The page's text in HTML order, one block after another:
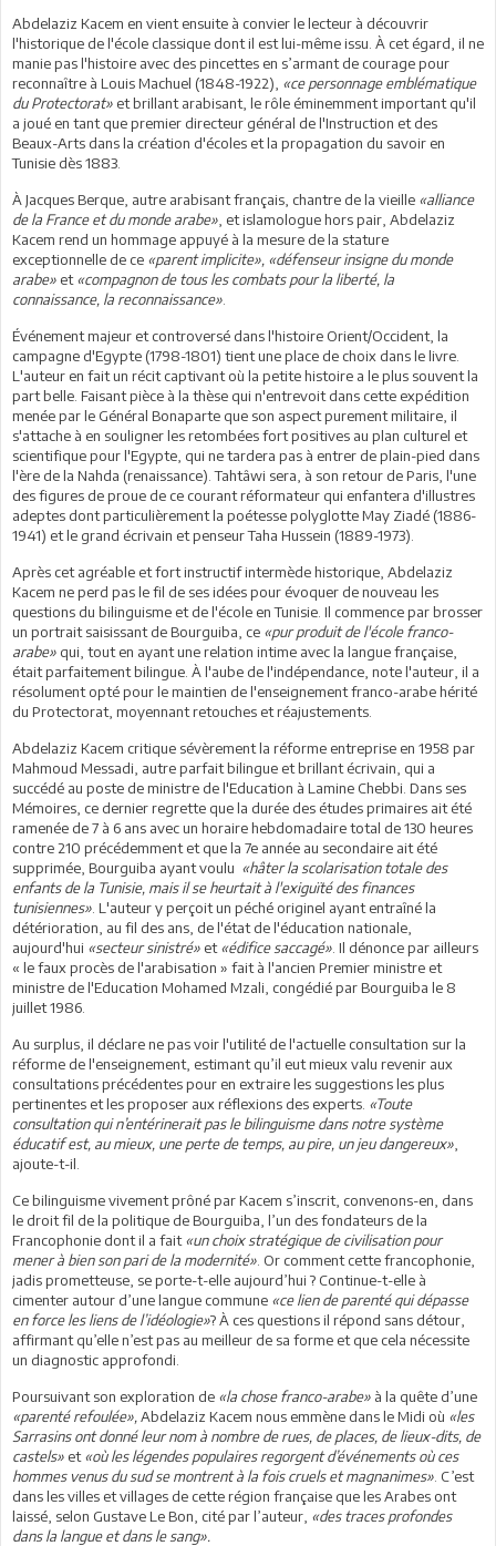
Abdelaziz Kacem en vient ensuite à convier le lecteur à découvrir
l'historique de l'école classique dont il est lui-même issu. À cet égard, il ne
manie pas l'histoire avec des pincettes en s’armant de courage pour
reconnaître à Louis Machuel (1848-1922), «ce personnage emblématique
du Protectorat» et brillant arabisant, le rôle éminemment important qu'il
a joué en tant que premier directeur général de l'Instruction et des
Beaux-Arts dans la création d'écoles et la propagation du savoir en
Tunisie dès 1883.
À Jacques Berque, autre arabisant français, chantre de la vieille «alliance
de la France et du monde arabe» , et islamologue hors pair, Abdelaziz
Kacem rend un hommage appuyé à la mesure de la stature
exceptionnelle de ce «parent implicite», «défenseur insigne du monde
arabe» et«compagnon de tous les combats pour la liberté, la
connaissance, la reconnaissance»
Événement majeur et controversé dans l'histoire Orient/Occident, la
campagne d'Egypte (1798-1801) tient une place de choix dans le livre.
L'auteur en fait un récit captivant où la petite histoire a le plus souvent la
part belle. Faisant pièce à la thèse qui n'entrevoit dans cette expédition
menée par le Général Bonaparte que son aspect purement militaire, il
s'attache à en souligner les retombées fort positives au plan culturel et
scientifique pour l'Egypte, qui ne tardera pas à entrer de plain-pied dans
l'ère de la Nahda (renaissance). Tahtâwi sera, à son retour de Paris, l'une
des figures de proue de ce courant réformateur qui enfantera d'illustres
adeptes dont particulièrement la poétesse polyglotte May Ziadé (1886-
1941) et le grand écrivain et penseur Taha Hussein (1889-1973).
Après cet agréable et fort instructif intermède historique, Abdelaziz
Kacem ne perd pas le fil de ses idées pour évoquer de nouveau les
questions du bilinguisme et de l'école en Tunisie. Il commence par brosser
un portrait saisissant de Bourguiba, ce «pur produit de l'école franco-
arabe» qui, tout en ayant une relation intime avec la langue française,
était parfaitement bilingue. À l'aube de l'indépendance, note l'auteur, il a
résolument opté pour le maintien de l'enseignement franco-arabe hérité
du Protectorat, moyennant retouches et réajustements.
Abdelaziz Kacem critique sévèrement la réforme entreprise en 1958 par
Mahmoud Messadi, autre parfait bilingue et brillant écrivain, qui a
succédé au poste de ministre de l'Education à Lamine Chebbi. Dans ses
Mémoires, ce dernier regrette que la durée des études primaires ait été
ramenée de 7 à 6 ans avec un horaire hebdomadaire total de 130 heures
contre 210 précédemment et que la 7e année au secondaire ait été
supprimée, Bourguiba ayant voulu «hâter la scolarisation totale des
enfants de la Tunisie, mais il se heurtait à l'exiguïté des finances
tunisiennes» . L'auteur y perçoit un péché originel ayant entraîné la
détérioration, au fil des ans, de l'état de l'éducation nationale,
aujourd'hui «secteur sinistré» et«édifice saccagé» . Il dénonce par ailleurs
« le faux procès de l'arabisation » fait à l'ancien Premier ministre et
ministre de l'Education Mohamed Mzali, congédié par Bourguiba le 8
juillet 1986.
Au surplus, il déclare ne pas voir l'utilité de l'actuelle consultation sur la
réforme de l'enseignement, estimant qu’il eut mieux valu revenir aux
consultations précédentes pour en extraire les suggestions les plus
pertinentes et les proposer aux réflexions des experts. «Toute
consultation qui n’entérinerait pas le bilinguisme dans notre système
éducatif est, au mieux, une perte de temps, au pire, un jeu dangereux»
ajoute-t-il.
Ce bilinguisme vivement prôné par Kacem s’inscrit, convenons-en, dans
le droit fil de la politique de Bourguiba, l’un des fondateurs de la
Francophonie dont il a fait«un choix stratégique de civilisation pour
mener à bien son pari de la modernité» . Or comment cette francophonie,
jadis prometteuse, se porte-t-elle aujourd’hui ? Continue-t-elle à
cimenter autour d’une langue commune «ce lien de parenté qui dépasse
en force les liens de l’idéologie»? À ces questions il répond sans détour,
affirmant qu’elle n’est pas au meilleur de sa forme et que cela nécessite
un diagnostic approfondi.
Poursuivant son exploration de «la chose franco-arabe» à la quête d’une
«parenté refoulée», Abdelaziz Kacem nous emmène dans le Midi où «les
Sarrasins ont donné leur nom à nombre de rues, de places, de lieux-dits, de
castels» et«où les légendes populaires regorgent d’événements où ces
hommes venus du sud se montrent à la fois cruels et magnanimes» . C’est
dans les villes et villages de cette région française que les Arabes ont
laissé, selon Gustave Le Bon, cité par l’auteur, «des traces profondes
dans la langue et dans le sang».